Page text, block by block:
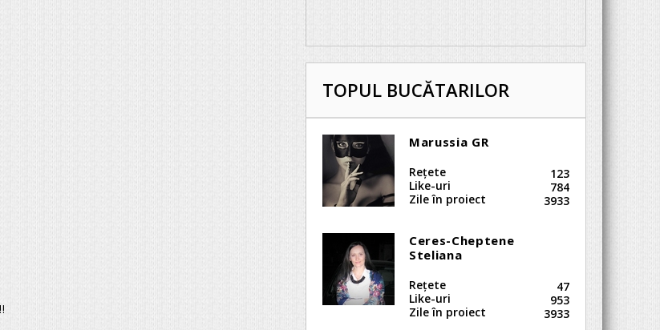
TOPUL BUCĂTARILOR
Marussia GR
Reţete 123
Like-uri 784
Zile în proiect 3933
Ceres-Cheptene
Steliana
Reţete 47
Like-uri 953
Zile în proiect 3933